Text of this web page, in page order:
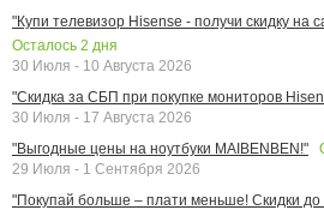
"Купи телевизор Hisense - получи скидку на
Осталось 2 дня
30 Июля - 10 Августа 2026
"Скидка за СБП при покупке мониторов
30 Июля - 17 Августа 2026
"Выгодные цены на ноутбуки MAIBENBEN!"
29 Июля - 1 Сентября 2026
"Покупай больше – плати меньше! Скидки до